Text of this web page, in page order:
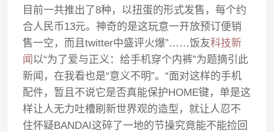
目前一共推出了8种，以扭蛋的形式发售，每个约
合人民币13元。神奇的是这玩意一开放预订便销
售一空，而且twitter中盛评火爆”……饭友科技新
闻 以“为了爱与正义：给手机穿个内裤”为题摘引此
新闻，在我看也是“意义不明”。“面对这样的手机
配件，暂且不说它是否真能保护HOME键，单是这
样让人无力吐槽刷新世界观的造型，就让人忍不
住怀疑BANDAI这碎了一地的节操究竟能不能捡回